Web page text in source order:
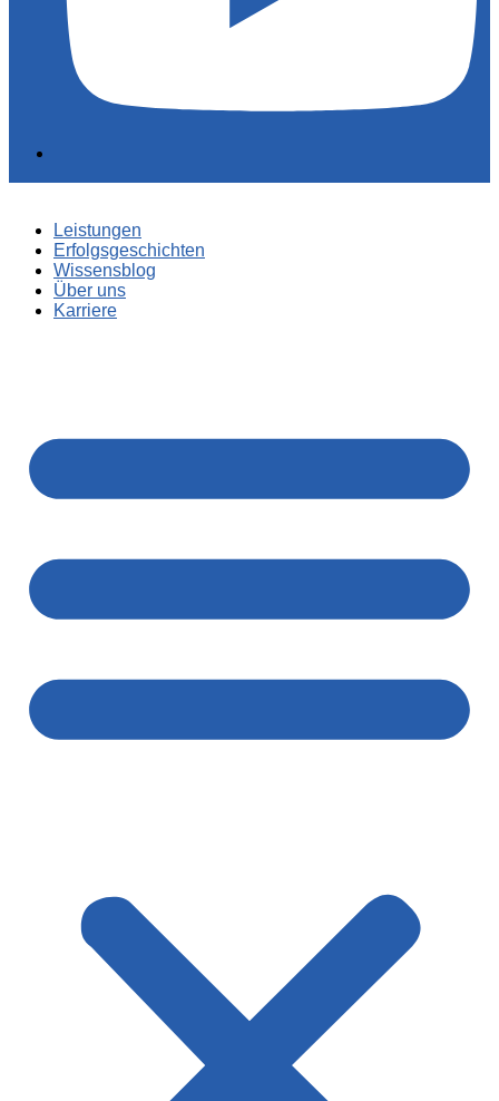
Leistungen
Erfolgsgeschichten
Wissensblog
Über uns
Karriere